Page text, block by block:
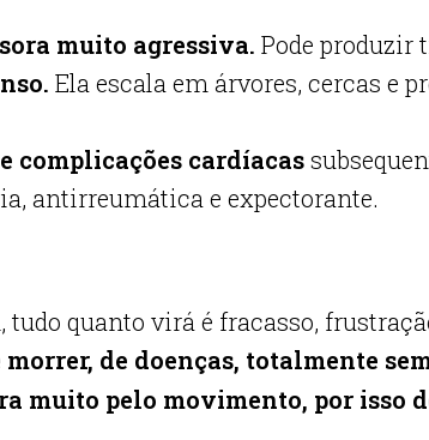
muito agressiva. Pode produzir
Ela escala em árvores, cercas e
complicações cardíacas
antirreumática e expectorante.
tudo quanto virá é fracasso,
de doenças, totalmente
muito pelo movimento, por isso